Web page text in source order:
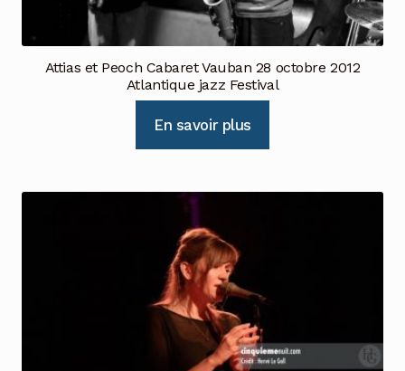
Attias et Peoch Cabaret Vauban 28 octobre 2012
Atlantique jazz Festival
En savoir plus